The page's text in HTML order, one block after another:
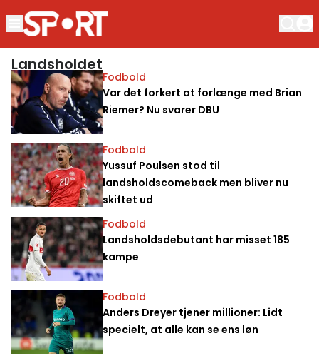
Landsholdet
Fodbold
Var det forkert at forlænge med Brian
Riemer? Nu svarer DBU
Fodbold
Yussuf Poulsen stod til
landsholdscomeback men bliver nu
skiftet ud
Fodbold
Landsholdsdebutant har misset 185
kampe
Fodbold
Anders Dreyer tjener millioner: Lidt
specielt, at alle kan se ens løn